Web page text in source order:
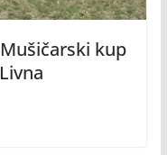
kup